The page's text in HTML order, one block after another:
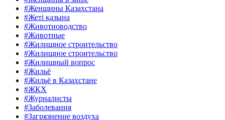
#Женщины Казахстана
#Жеті қазына
#Животноводство
#Животные
#Жилищное строительство
#Жилищное строительство
#Жилищный вопрос
#Жильё
#Жильё в Казахстане
#ЖКХ
#Журналисты
#Заболевания
#Загрязнение воздуха